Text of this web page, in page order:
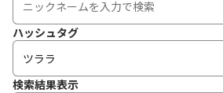
ハッシュタグ
検索結果表示